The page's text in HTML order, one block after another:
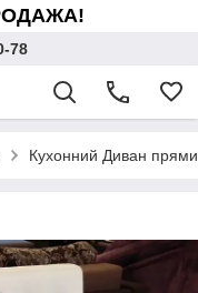
78
Кухонний Диван